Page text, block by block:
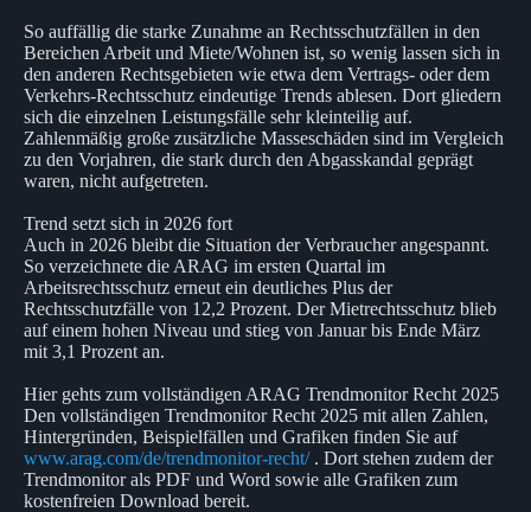
So auffällig die starke Zunahme an Rechtsschutzfällen in den
Bereichen Arbeit und Miete/Wohnen ist, so wenig lassen sich in
den anderen Rechtsgebieten wie etwa dem Vertrags- oder dem
Verkehrs-Rechtsschutz eindeutige Trends ablesen. Dort gliedern
sich die einzelnen Leistungsfälle sehr kleinteilig auf.
Zahlenmäßig große zusätzliche Masseschäden sind im Vergleich
zu den Vorjahren, die stark durch den Abgasskandal geprägt
waren, nicht aufgetreten.
Trend setzt sich in 2026 fort
Auch in 2026 bleibt die Situation der Verbraucher angespannt.
So verzeichnete die ARAG im ersten Quartal im
Arbeitsrechtsschutz erneut ein deutliches Plus der
Rechtsschutzfälle von 12,2 Prozent. Der Mietrechtsschutz blieb
auf einem hohen Niveau und stieg von Januar bis Ende März
mit 3,1 Prozent an.
Hier gehts zum vollständigen ARAG Trendmonitor Recht 2025
Den vollständigen Trendmonitor Recht 2025 mit allen Zahlen,
Hintergründen, Beispielfällen und Grafiken finden Sie auf
www.arag.com/de/trendmonitor-recht/. Dort stehen zudem der
Trendmonitor als PDF und Word sowie alle Grafiken zum
kostenfreien Download bereit.